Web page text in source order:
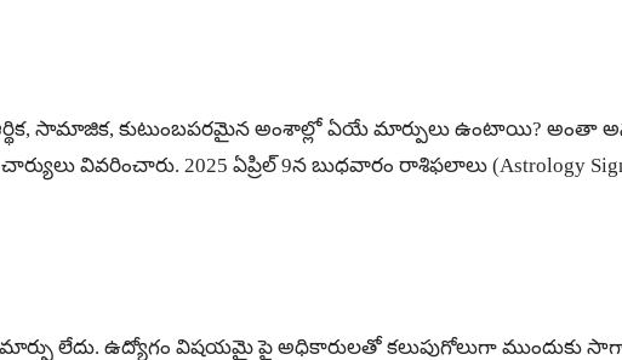
ఆర్థిక, సామాజిక, కుటుంబపరమైన అంశాల్లో ఏయే మార్పులు ఉంటాయి?
వివరించారు. 2025 ఏప్రిల్ 9న బుధవారం రాశిఫలాలు (Astrology
లేదు. ఉద్యోగం విషయమై పై అధికారులతో కలుపుగోలుగా ముందుకు